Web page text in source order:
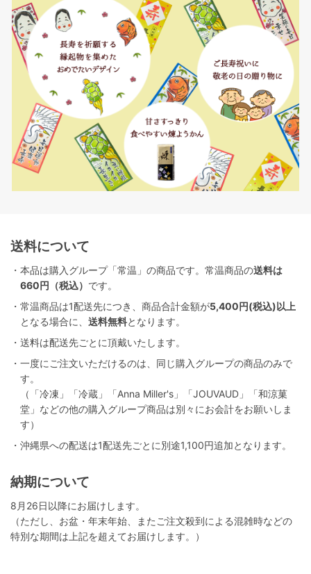
送料について
・本品は購入グループ「常温」の商品です。常温商品の送料は
660円（税込） です。
・常温商品は1配送先につき、商品合計金額が5,400円(税込)以上
となる場合に、 送料無料となります。
・送料は配送先ごとに頂戴いたします。
・一度にご注文いただけるのは、同じ購入グループの商品のみで
す。
（「冷凍」「冷蔵」「Anna Miller's」「JOUVAUD」「和涼菓
堂」などの他の購入グループ商品は別々にお会計をお願いしま
す）
・沖縄県への配送は1配送先ごとに別途1,100円追加となります。
納期について
8月26日以降にお届けします。
（ただし、お盆・年末年始、またご注文殺到による混雑時などの
特別な期間は上記を超えてお届けします。）